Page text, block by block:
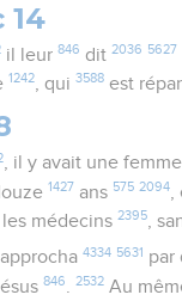
14
il leur 846 dit 2036 5627
1242, qui3588 est
, il y avait une femme
1427 ans 575 2094
les médecins2395,
4334 5631 par
846 .2532 Au